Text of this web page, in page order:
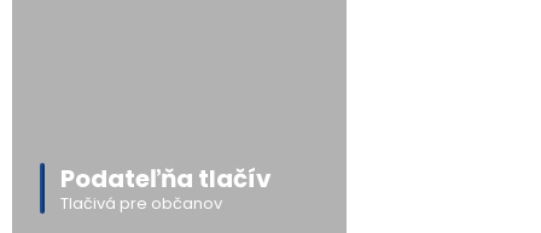
Podateľňa tlačív
Tlačivá pre občanov